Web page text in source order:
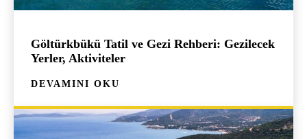
Göltürkbükü Tatil ve Gezi Rehberi: Gezilecek
Yerler, Aktiviteler
DEVAMINI OKU